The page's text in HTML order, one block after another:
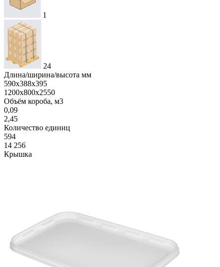
1
24
Длина/ширина/высота мм
590х388х395
1200х800х2550
Объём короба, м3
0,09
2,45
Количество единиц
594
14 256
Крышка